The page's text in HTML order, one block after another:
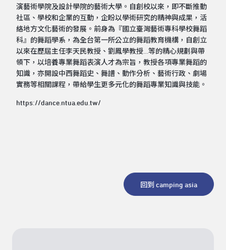
演藝術學院及設計學院的藝術大學。自創校以來，即不斷推動
社區、學校和企業的互動，企盼以學術研究的精神與成果，活
絡地方文化藝術的發展。前身為『國立臺灣藝術專科學校舞蹈
科』的舞蹈學系，為全台第一所公立的舞蹈教育機構，自創立
以來在歷屆主任李天民教授、劉鳳學教授…等的精心規劃與帶
領下，以培養專業舞蹈表演人才為宗旨，教授各項專業舞蹈的
知識，亦開設中西舞蹈史、舞譜、動作分析、藝術行政、劇場
實務等相關課程，帶給學生更多元化的舞蹈專業知識與技能。
https://dance.ntua.edu.tw/
回到 camping asia